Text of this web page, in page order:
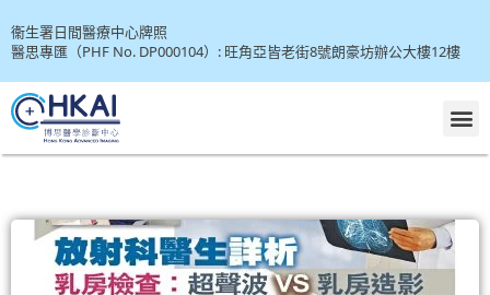
to
content
衞生署日間醫療中心牌照
醫思專匯（PHF No. DP000104）: 旺角亞皆老街8號朗豪坊辦公大樓12樓
g
e
g
e
g
e
g
e
g
e
g
e
g
e
g
e
g
e